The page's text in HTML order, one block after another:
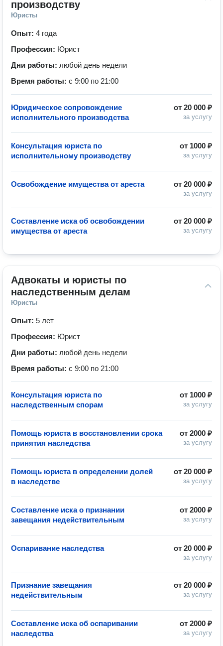
производству
Юристы
Опыт: 4 года
Профессия: Юрист
Дни работы: любой день недели
Время работы: с 9:00 по 21:00
от 20 000 ₽
за услугу
Юридическое сопровождение
исполнительного производства
от 1000 ₽
за услугу
Консультация юриста по
исполнительному производству
от 20 000 ₽
за услугу
Освобождение имущества от ареста
от 20 000 ₽
за услугу
Составление иска об освобождении
имущества от ареста
Адвокаты и юристы по
наследственным делам
Юристы
Опыт: 5 лет
Профессия: Юрист
Дни работы: любой день недели
Время работы: с 9:00 по 21:00
от 1000 ₽
за услугу
Консультация юриста по
наследственным спорам
от 2000 ₽
за услугу
Помощь юриста в восстановлении срока
принятия наследства
от 20 000 ₽
за услугу
Помощь юриста в определении долей
в наследстве
от 2000 ₽
за услугу
Составление иска о признании
завещания недействительным
от 20 000 ₽
за услугу
Оспаривание наследства
от 20 000 ₽
за услугу
Признание завещания
недействительным
от 2000 ₽
за услугу
Составление иска об оспаривании
наследства